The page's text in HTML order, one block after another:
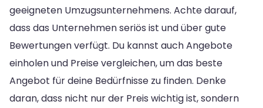
geeigneten Umzugsunternehmens. Achte darauf,
dass das Unternehmen seriös ist und über gute
Bewertungen verfügt. Du kannst auch Angebote
einholen und Preise vergleichen, um das beste
Angebot für deine Bedürfnisse zu finden. Denke
daran, dass nicht nur der Preis wichtig ist, sondern